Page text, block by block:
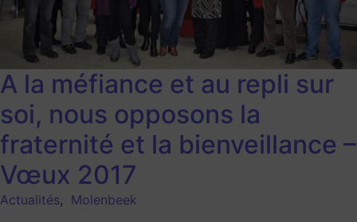
A la méfiance et au repli sur
soi, nous opposons la
fraternité et la bienveillance –
Vœux 2017
Actualités, Molenbeek